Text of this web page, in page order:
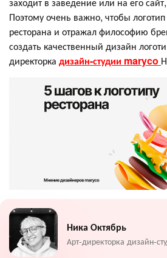
Поэтому очень важно, чтобы
ресторана и отражал философию
создать качественный дизайн
директорка дизайн-студии maryco
Ника Октябрь
Арт-директорка дизайн-